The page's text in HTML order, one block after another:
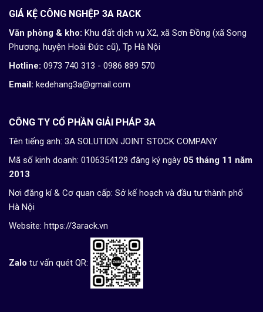
GIÁ KỆ CÔNG NGHỆP 3A RACK
Văn phòng & kho: Khu đất dịch vụ X2, xã Sơn Đồng (xã Song
Phương, huyện Hoài Đức cũ), Tp Hà Nội
Hotline: 0973 740 313 - 0986 889 570
Email: kedehang3a@gmail.com
CÔNG TY CỔ PHẦN GIẢI PHÁP 3A
Tên tiếng anh: 3A SOLUTION JOINT STOCK COMPANY
Mã số kinh doanh: 0106354129 đăng ký ngày 05 tháng 11 năm
2013
Nơi đăng kí & Cơ quan cấp: Sở kế hoạch và đầu tư thành phố
Hà Nội
Website: https://3arack.vn
Zalo tư vấn quét QR: